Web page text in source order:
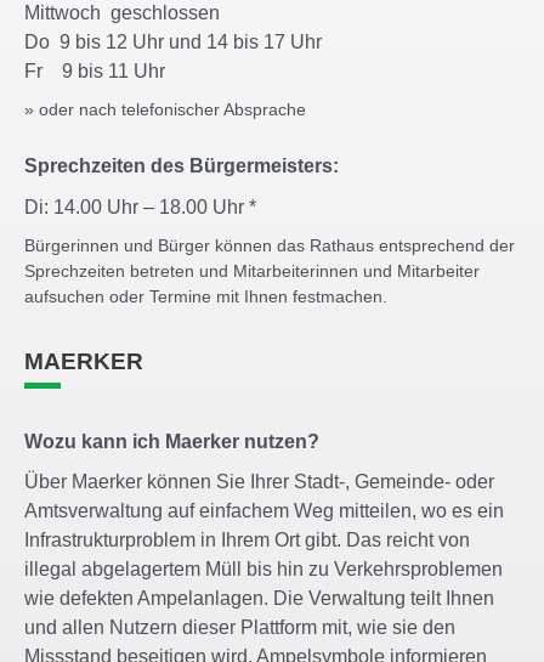
Mittwoch geschlossen
Do 9 bis 12 Uhr und 14 bis 17 Uhr
Fr 9 bis 11 Uhr
» oder nach telefonischer Absprache
Sprechzeiten des Bürgermeisters:
Di: 14.00 Uhr – 18.00 Uhr *
Bürgerinnen und Bürger können das Rathaus entsprechend der
Sprechzeiten betreten und Mitarbeiterinnen und Mitarbeiter
aufsuchen oder Termine mit Ihnen festmachen.
MAERKER
Wozu kann ich Maerker nutzen?
Über Maerker können Sie Ihrer Stadt-, Gemeinde- oder
Amtsverwaltung auf einfachem Weg mitteilen, wo es ein
Infrastrukturproblem in Ihrem Ort gibt. Das reicht von
illegal abgelagertem Müll bis hin zu Verkehrsproblemen
wie defekten Ampelanlagen. Die Verwaltung teilt Ihnen
und allen Nutzern dieser Plattform mit, wie sie den
Missstand beseitigen wird. Ampelsymbole informieren